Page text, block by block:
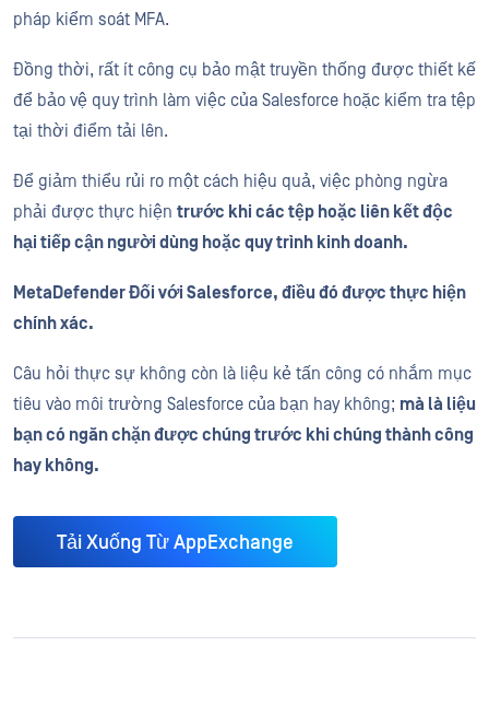
pháp kiểm soát MFA.
Đồng thời, rất ít công cụ bảo mật truyền thống được thiết kế
để bảo vệ quy trình làm việc của Salesforce hoặc kiểm tra tệp
tại thời điểm tải lên.
Để giảm thiểu rủi ro một cách hiệu quả, việc phòng ngừa
phải được thực hiện trước khi các tệp hoặc liên kết độc
hại tiếp cận người dùng hoặc quy trình kinh doanh.
MetaDefender Đối với Salesforce, điều đó được thực hiện
chính xác.
Câu hỏi thực sự không còn là liệu kẻ tấn công có nhắm mục
tiêu vào môi trường Salesforce của bạn hay không; mà là liệu
bạn có ngăn chặn được chúng trước khi chúng thành công
hay không.
Tải Xuống Từ AppExchange